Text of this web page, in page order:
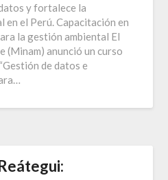
y fortalece la
en el Perú. Capacitación en
la gestión ambiental El
(Minam) anunció un curso
de datos e